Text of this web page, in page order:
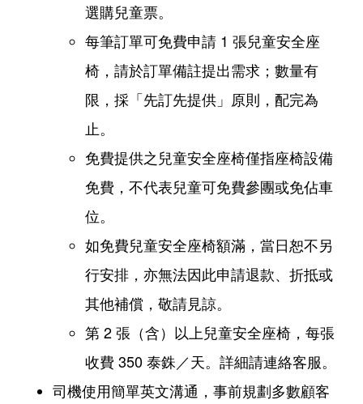
選購兒童票。
每筆訂單可免費申請 1 張兒童安全座
椅，請於訂單備註提出需求；數量有
限，採「先訂先提供」原則，配完為
止。
免費提供之兒童安全座椅僅指座椅設備
免費，不代表兒童可免費參團或免佔車
位。
如免費兒童安全座椅額滿，當日恕不另
行安排，亦無法因此申請退款、折抵或
其他補償，敬請見諒。
第 2 張（含）以上兒童安全座椅，每張
收費 350 泰銖／天。詳細請連絡客服。
司機使用簡單英文溝通，事前規劃多數顧客